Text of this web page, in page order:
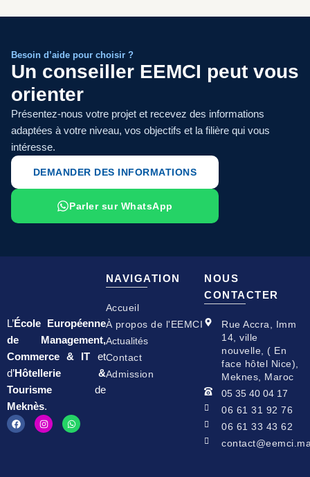
Besoin d’aide pour choisir ?
Un conseiller EEMCI peut vous
orienter
Présentez-nous votre projet et recevez des informations
adaptées à votre niveau, vos objectifs et la filière qui vous
intéresse.
DEMANDER DES INFORMATIONS
Parler sur WhatsApp
L’École Européenne
de Management,
Commerce & IT et
d’Hôtellerie &
Tourisme de
Meknès.
F
a
I
n
W
h
NAVIGATION
Accueil
À propos de l'EEMCI
Actualités
Contact
Admission
NOUS
CONTACTER
Rue Accra, Imm
14, ville
nouvelle, ( En
face hôtel Nice),
Meknes, Maroc
05 35 40 04 17
06 61 31 92 76
06 61 33 43 62